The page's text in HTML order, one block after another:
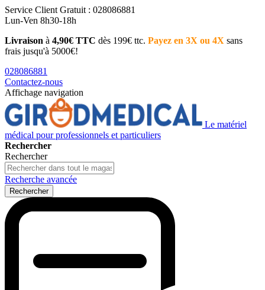
Service Client Gratuit : 028086881
Lun-Ven 8h30-18h
Livraison à 4,90€ TTC dès 199€ ttc. Payez en 3X ou 4X sans
frais jusqu'à 5000€!
028086881
Contactez-nous
Affichage navigation
Le matériel
médical pour professionnels et particuliers
Rechercher
Rechercher
Recherche avancée
Rechercher